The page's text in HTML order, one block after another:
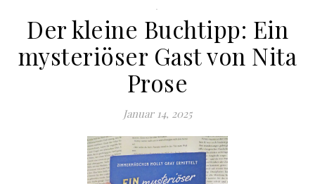
.
Der kleine Buchtipp: Ein
mysteriöser Gast von Nita
Prose
Januar 14, 2025